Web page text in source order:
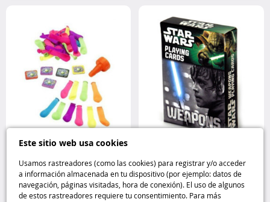
Este sitio web usa cookies
Usamos rastreadores (como las cookies) para registrar y/o acceder
a información almacenada en tu dispositivo (por ejemplo: datos de
navegación, páginas visitadas, hora de conexión). El uso de algunos
de estos rastreadores requiere tu consentimiento. Para más
adaptador de llenadoSerious
FUN
,99€
WeaponsStar Wars
4,99€